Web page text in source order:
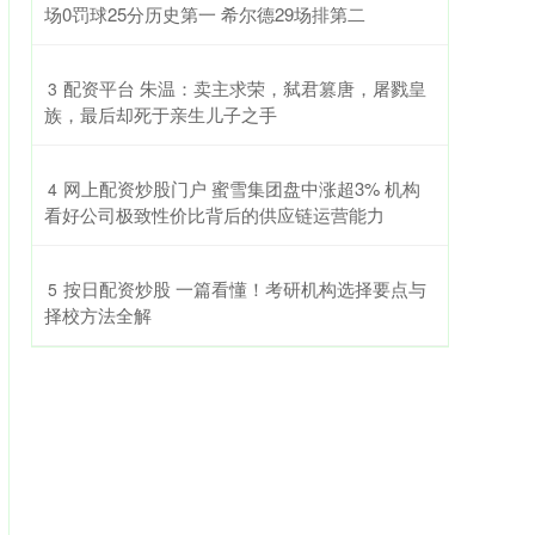
场0罚球25分历史第一 希尔德29场排第二
3 ​配资平台 朱温：卖主求荣，弑君篡唐，屠戮皇
族，最后却死于亲生儿子之手
4 ​网上配资炒股门户 蜜雪集团盘中涨超3% 机构
看好公司极致性价比背后的供应链运营能力
5 ​按日配资炒股 一篇看懂！考研机构选择要点与
择校方法全解